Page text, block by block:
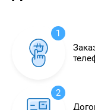
1
2